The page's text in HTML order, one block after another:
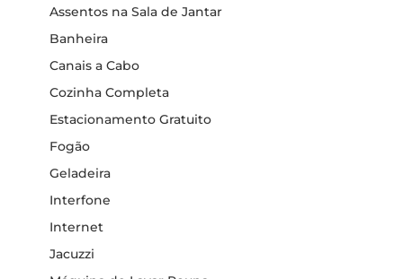
Assentos na Sala de Jantar
Banheira
Canais a Cabo
Cozinha Completa
Estacionamento Gratuito
Fogão
Geladeira
Interfone
Internet
Jacuzzi